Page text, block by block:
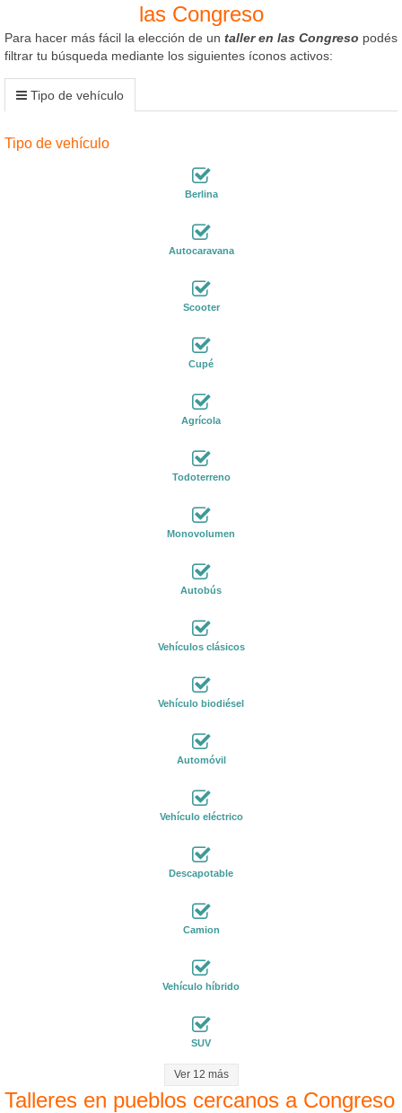
las Congreso
Para hacer más fácil la elección de un taller en las Congreso podés
filtrar tu búsqueda mediante los siguientes íconos activos:
Tipo de vehículo
Tipo de vehículo
Berlina
Autocaravana
Scooter
Cupé
Agrícola
Todoterreno
Monovolumen
Autobús
Vehículos clásicos
Vehículo biodiésel
Automóvil
Vehículo eléctrico
Descapotable
Camion
Vehículo híbrido
SUV
Ver 12 más
Talleres en pueblos cercanos a Congreso